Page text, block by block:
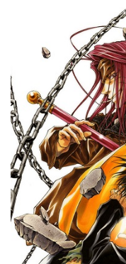
最遊
記の
名
言・
リフ
3.1
玄奘
三蔵
の名
言・
名セ
リフ
3.2
孫悟
空の